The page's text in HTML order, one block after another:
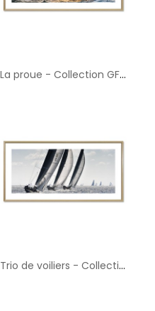
La proue - Collection GF Cohen
Trio de voiliers - Collection GF Cohen